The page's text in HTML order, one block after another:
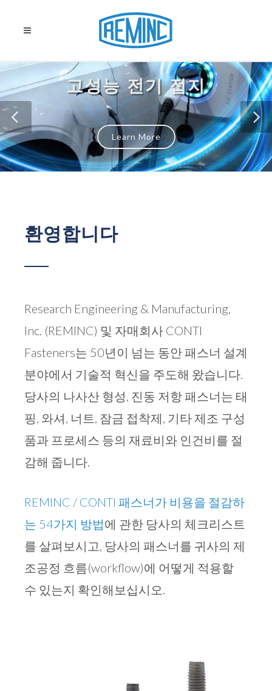
고성능 전기 접지
Learn More
환영합니다
Research Engineering & Manufacturing,
Inc. (REMINC) 및 자매회사 CONTI
Fasteners는 50년이 넘는 동안 패스너 설계
분야에서 기술적 혁신을 주도해 왔습니다.
당사의 나사산 형성, 진동 저항 패스너는 태
핑, 와셔, 너트, 잠금 접착제, 기타 제조 구성
품과 프로세스 등의 재료비와 인건비를 절
감해 줍니다.
REMINC / CONTI 패스너가 비용을 절감하
는 54가지 방법에 관한 당사의 체크리스트
를 살펴보시고, 당사의 패스너를 귀사의 제
조공정 흐름(workflow)에 어떻게 적용할
수 있는지 확인해보십시오.